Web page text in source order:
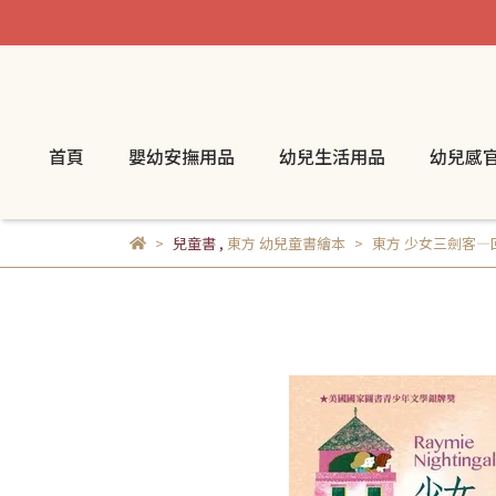
首頁 嬰幼安撫用品 幼兒生活用品 幼兒感
兒童書, 東方 幼兒童書繪本 東方 少女三劍客—